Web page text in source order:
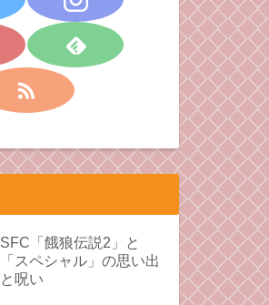
SFC「餓狼伝説2」と
「スペシャル」の思い出
と呪い